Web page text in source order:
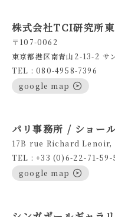
株式会社TCI研究所
〒107-0062
東京都港区南青山2-13-2 サ
TEL : 080-4958-7396
google map
パリ事務所 / ショー
17B rue Richard Lenoir,
TEL : +33 (0)6-22-71-59-
google map